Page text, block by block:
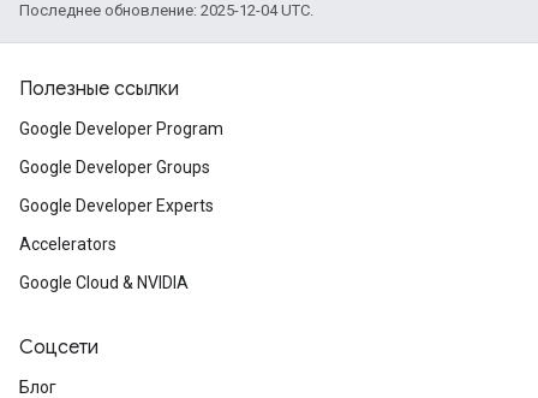
Последнее обновление: 2025-12-04 UTC.
Полезные ссылки
Google Developer Program
Google Developer Groups
Google Developer Experts
Accelerators
Google Cloud & NVIDIA
Соцсети
Блог